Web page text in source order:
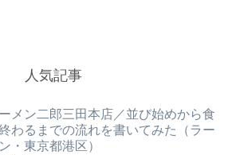
人気記事
メン二郎三田本店／並び始めから食
わるまでの流れを書いてみた（ラー
・東京都港区）